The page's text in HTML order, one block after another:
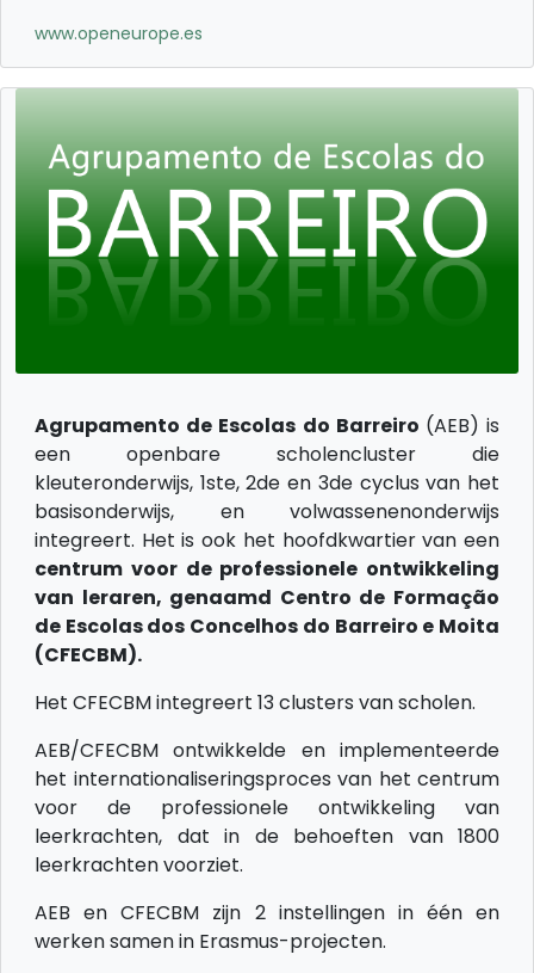
www.openeurope.es
Agrupamento de Escolas do Barreiro (AEB) is
een openbare scholencluster die
kleuteronderwijs, 1ste, 2de en 3de cyclus van het
basisonderwijs, en volwassenenonderwijs
integreert. Het is ook het hoofdkwartier van een
centrum voor de professionele ontwikkeling
van leraren, genaamd Centro de Formação
de Escolas dos Concelhos do Barreiro e Moita
(CFECBM).
Het CFECBM integreert 13 clusters van scholen.
AEB/CFECBM ontwikkelde en implementeerde
het internationaliseringsproces van het centrum
voor de professionele ontwikkeling van
leerkrachten, dat in de behoeften van 1800
leerkrachten voorziet.
AEB en CFECBM zijn 2 instellingen in één en
werken samen in Erasmus-projecten.